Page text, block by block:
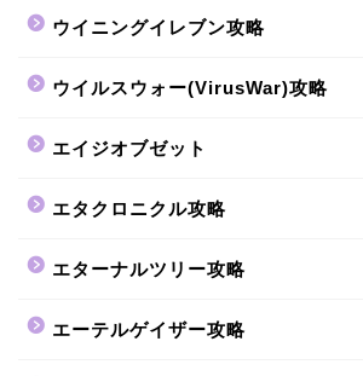
ウイニングイレブン攻略
ウイルスウォー(VirusWar)攻略
エイジオブゼット
エタクロニクル攻略
エターナルツリー攻略
エーテルゲイザー攻略